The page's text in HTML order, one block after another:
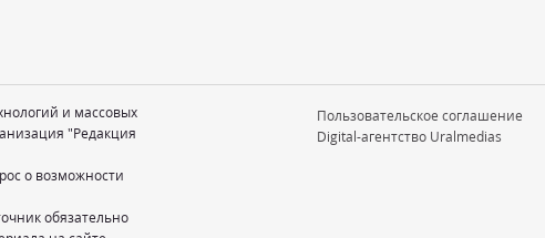
и массовых
"Редакция
о возможности
обязательно
Пользовательское соглашение
Digital-агентство Uralmedias